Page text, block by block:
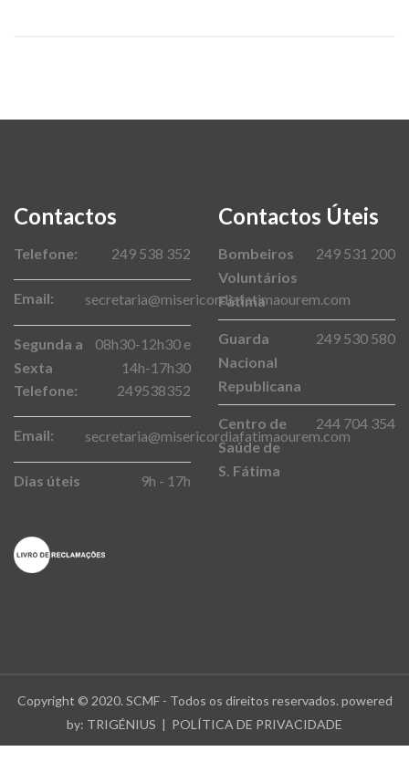
Contactos
Telefone: 249 538 352
Email: secretaria@misericordiafatimaourem.com
Segunda a
Sexta
08h30-12h30 e
14h-17h30
Telefone:
249538352
Email: secretaria@misericordiafatimaourem.com
Dias úteis 9h - 17h
Contactos Úteis
Bombeiros
Voluntários
Fátima
249 531 200
Guarda
Nacional
Republicana
249 530 580
Centro de
Saúde de
S. Fátima
244 704 354
Copyright © 2020. SCMF - Todos os direitos reservados. powered
by: TRIGÉNIUS | POLÍTICA DE PRIVACIDADE